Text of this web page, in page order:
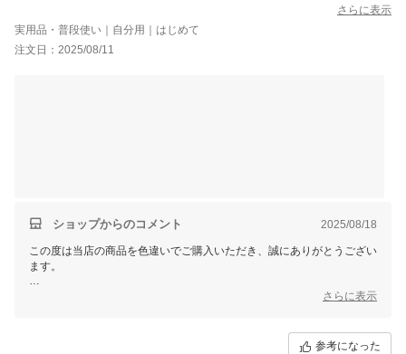
一つだけ気になったのが、留具がちょっと作りが薄いので止めに
くい。ただこのお値段でこのクオリティーは素晴らしいと思いま
す。
さらに表示
実用品・普段使い｜自分用｜はじめて
注文日：2025/08/11
ショップからのコメント 2025/08/18
この度は当店の商品を色違いでご購入いただき、誠にありがとうござい
ます。
冠婚葬祭や普段使いの両方でご活用いただけているとのこと、また素材
さらに表示
参考になった